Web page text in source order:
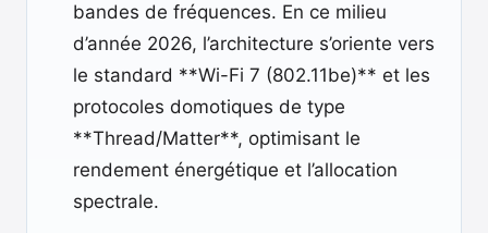
bandes de fréquences. En ce milieu
d’année 2026, l’architecture s’oriente vers
le standard **Wi-Fi 7 (802.11be)** et les
protocoles domotiques de type
**Thread/Matter**, optimisant le
rendement énergétique et l’allocation
spectrale.